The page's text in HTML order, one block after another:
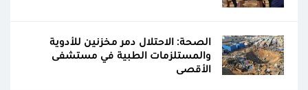
الصحة: الاحتلال دمر مخزنين للأدوية
والمستلزمات الطبية في مستشفى
الأقصى